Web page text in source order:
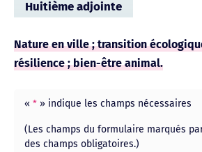
Huitième adjointe
Nature en ville ; transition
résilience ; bien-être animal.
« * » indique les champs nécessaires
(Les champs du formulaire marqués
des champs obligatoires.)